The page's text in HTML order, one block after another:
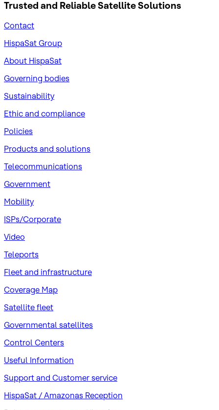
Trusted and ReliableSatellite Solutions
Contact
HispaSat Group
About HispaSat
Governing bodies
Sustainability
​Ethic and compliance
Policies
Products and solutions
Telecommunications
Government
Mobility
ISPs/Corporate
Video
Teleports
Fleet and infrastructure
Coverage Map
Satellite fleet
Governmental satellites
Control Centers
Useful Information
Support and Customer service
HispaSat / Amazonas Reception